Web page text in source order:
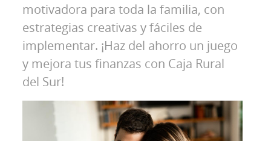
motivadora para toda la familia, con
estrategias creativas y fáciles de
implementar. ¡Haz del ahorro un juego
y mejora tus finanzas con Caja Rural
del Sur!